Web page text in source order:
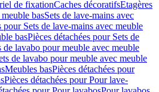
de fixationCaches décoratifsEtagères
basSets de lave-mains avec
pour Sets de lave-mains avec meuble
basPièces détachées pour Sets de
de lavabo pour meuble avec meuble
de lavabo pour meuble avec meuble
Meubles basPièces détachées pour
Pièces détachées pour Pour lave-